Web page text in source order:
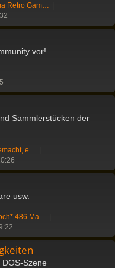
Retro Gam…
vor!
Sammlerstücken der
e…
usw.
486 Ma…
Szene